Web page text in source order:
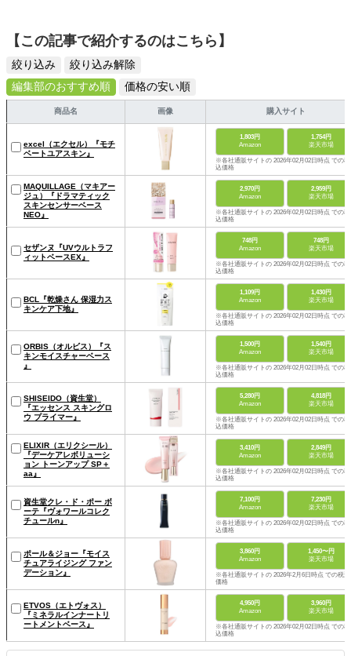
【この記事で紹介するのはこちら】
絞り込み
絞り込み解除
編集部のおすすめ順
価格の安い順
商品名 画像 購入サイト
excel（エクセル）『モチ
ベートユアスキン』
1,803円
Amazon
1,754円
楽天市場
※各社通販サイトの 2026年02月02日時点 での税
込価格
MAQUILLAGE（マキアー
ジュ）『ドラマティック
スキンセンサーベース
NEO』
2,970円
Amazon
2,959円
楽天市場
※各社通販サイトの 2026年02月02日時点 での税
込価格
セザンヌ『UVウルトラフ
ィットベースEX』
748円
Amazon
748円
楽天市場
※各社通販サイトの 2026年02月02日時点 での税
込価格
BCL『乾燥さん 保湿力ス
キンケア下地』
1,109円
Amazon
1,430円
楽天市場
※各社通販サイトの 2026年02月02日時点 での税
込価格
ORBIS（オルビス）『ス
キンモイスチャーベース
』
1,500円
Amazon
1,540円
楽天市場
※各社通販サイトの 2026年02月02日時点 での税
込価格
SHISEIDO（資生堂）
『エッセンス スキングロ
ウ プライマー』
5,280円
Amazon
4,818円
楽天市場
※各社通販サイトの 2026年02月02日時点 での税
込価格
ELIXIR（エリクシール）
『デーケアレボリューシ
ョン トーンアップ SP＋
aa』
3,410円
Amazon
2,849円
楽天市場
※各社通販サイトの 2026年02月02日時点 での税
込価格
資生堂クレ・ド・ポー ボ
ーテ『ヴォワールコレク
チュールn』
7,100円
Amazon
7,230円
楽天市場
※各社通販サイトの 2026年02月02日時点 での税
込価格
ポール＆ジョー『モイス
チュアライジング ファン
デーション』
3,860円
Amazon
1,450〜円
楽天市場
※各社通販サイトの 2026年2月6日時点 での税込
価格
ETVOS（エトヴォス）
『ミネラルインナートリ
ートメントベース』
4,950円
Amazon
3,960円
楽天市場
※各社通販サイトの 2026年02月02日時点 での税
込価格